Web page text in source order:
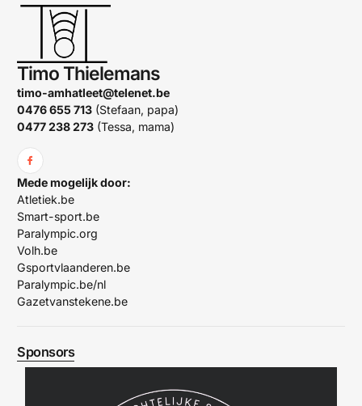
Timo Thielemans
timo-amhatleet@telenet.be
0476 655 713 (Stefaan, papa)
0477 238 273 (Tessa, mama)
Mede mogelijk door:
Atletiek.be
Smart-sport.be
Paralympic.org
Volh.be
Gsportvlaanderen.be
Paralympic.be/nl
Gazetvanstekene.be
Sponsors